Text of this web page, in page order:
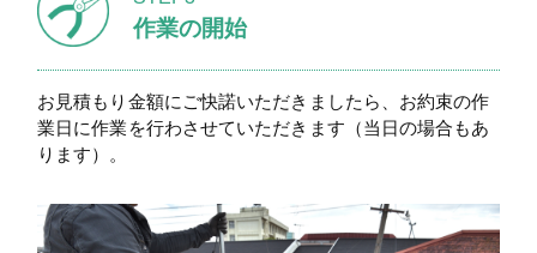
作業の開始
お見積もり金額にご快諾いただきましたら、お約束の作
業日に作業を行わさせていただきます（当日の場合もあ
ります）。